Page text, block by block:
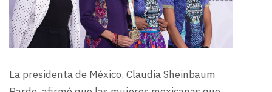
La presidenta de México, Claudia Sheinbaum